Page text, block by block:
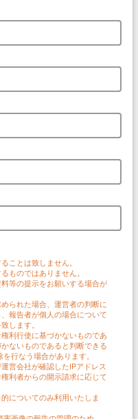
ことは致しません。
ものではありません。
等の提示をお願いする場合が
られた場合、運営者の判断に
報告者が個人の場合について
します。
利行使に基づかないものであ
ないものであると判断できる
行なう場合があります。
営会社が確認したIPアドレス
利者からの開示請求に応じて
についてのみ利用いたしま